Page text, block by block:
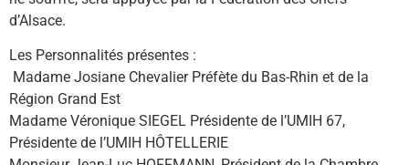
d’Alsace.
Les Personnalités présentes :
Madame Josiane Chevalier Préfète du Bas-Rhin et de la
Région Grand Est
Madame Véronique SIEGEL Présidente de l’UMIH 67,
Présidente de l’UMIH HÔTELLERIE